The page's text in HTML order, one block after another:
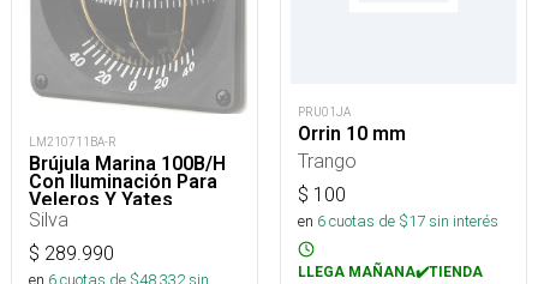
LM210711BA-R
Brújula Marina 100B/H
Con Iluminación Para
Veleros Y Yates
Silva
$ 289.990
en 6cuotas de $48.332sin
PRU01JA
Orrin 10 mm
Trango
$ 100
en 6cuotas de $17sin interés
LLEGA MAÑANA✔️TIENDA